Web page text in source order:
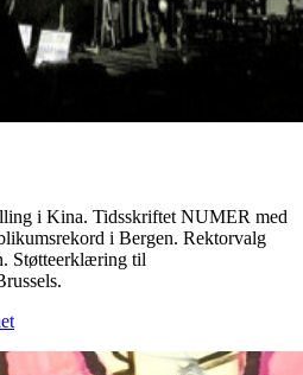
i Kina. Tidsskriftet NUMER med
i Bergen. Rektorvalg
Støtteerklæring til